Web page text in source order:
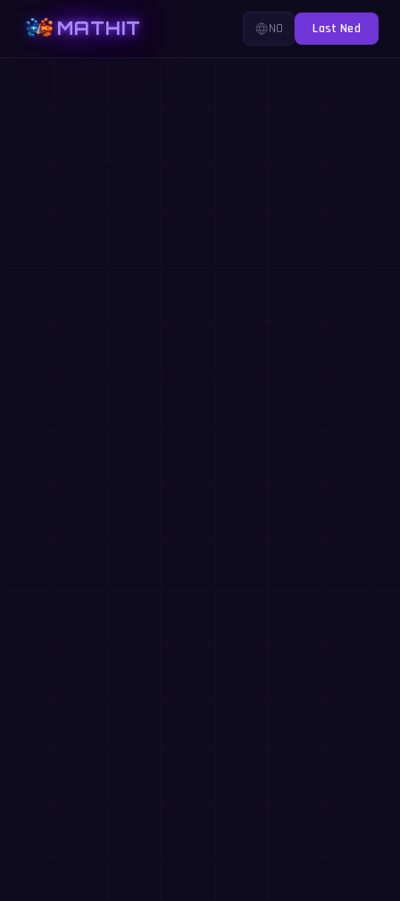
MATHIT NO Last Ned